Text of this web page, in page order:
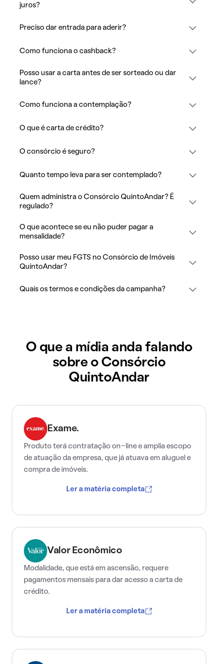
juros?
Preciso dar entrada para aderir?
Como funciona o cashback?
Posso usar a carta antes de ser sorteado ou dar
lance?
Como funciona a contemplação?
O que é carta de crédito?
O consórcio é seguro?
Quanto tempo leva para ser contemplado?
Quem administra o Consórcio QuintoAndar? É
regulado?
O que acontece se eu não puder pagar a
mensalidade?
Posso usar meu FGTS no Consórcio de Imóveis
QuintoAndar?
Quais os termos e condições da campanha?
O que a mídia anda falando
sobre o Consórcio
QuintoAndar
Exame.
Produto terá contratação on-line e amplia escopo
de atuação da empresa, que já atuava em aluguel e
compra de imóveis.
Ler a matéria completa
Valor Econômico
Modalidade, que está em ascensão, requere
pagamentos mensais para dar acesso a carta de
crédito.
Ler a matéria completa